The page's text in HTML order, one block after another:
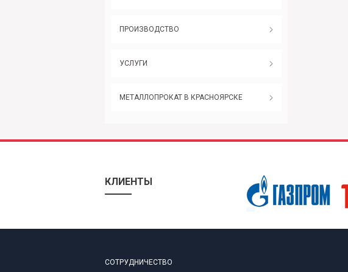
ПРОИЗВОДСТВО
УСЛУГИ
МЕТАЛЛОПРОКАТ В КРАСНОЯРСКЕ
КЛИЕНТЫ
СОТРУДНИЧЕСТВО